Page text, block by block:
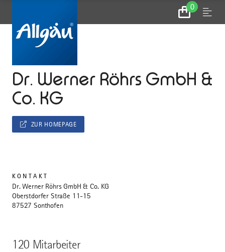
0
Zum
Warenkorb
Menu
Dr. Werner Röhrs GmbH &
Co. KG
120 Mitarbeiter
ZUR HOMEPAGE
KONTAKT
Dr. Werner Röhrs GmbH & Co. KG
Oberstdorfer Straße 11-15
87527 Sonthofen